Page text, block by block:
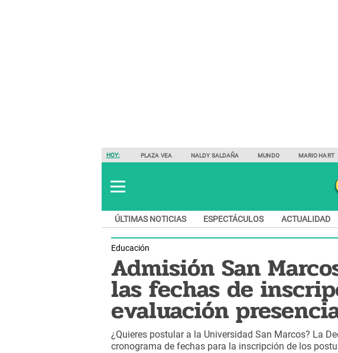
HOY: PLAZA VEA NALDY SALDAÑA MUNDO MARIO HART
ÚLTIMAS NOTICIAS ESPECTÁCULOS ACTUALIDAD
Educación
Admisión San
las fechas de
evaluación
¿Quieres postular a la Universidad San Marcos? La
cronograma de fechas para la inscripción de los